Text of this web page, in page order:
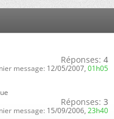
Réponses: 4
message: 12/05/2007, 01h05
Réponses: 3
message: 15/09/2006, 23h40